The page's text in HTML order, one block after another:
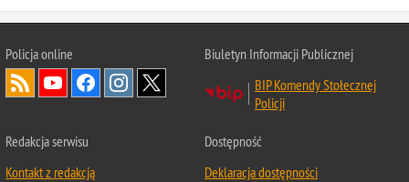
Policja online
Biuletyn Informacji Publicznej
BIP Komendy Stołecznej
Policji
Redakcja serwisu
Kontakt z redakcją
Dostępność
Deklaracja dostępności